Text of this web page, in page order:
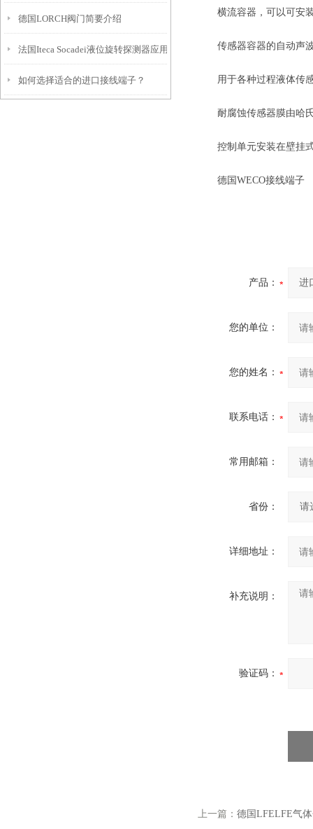
德国LORCH阀门简要介绍
法国Iteca Socadei液位旋转探测器应用及参数
如何选择适合的进口接线端子？
横流容器，可以可安装
传感器容器的自动声
用于各种过程液体传感
耐腐蚀传感器膜由哈
控制单元安装在​​壁挂
德国WECO接线端子
产品：
您的单位：
您的姓名：
联系电话：
常用邮箱：
省份：
详细地址：
补充说明：
验证码：
上一篇： 德国LFELFE气